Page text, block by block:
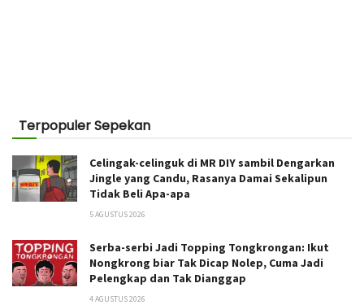
Terpopuler Sepekan
Celingak-celinguk di MR DIY sambil Dengarkan
Jingle yang Candu, Rasanya Damai Sekalipun
Tidak Beli Apa-apa
5 AGUSTUS 2026
Serba-serbi Jadi Topping Tongkrongan: Ikut
Nongkrong biar Tak Dicap Nolep, Cuma Jadi
Pelengkap dan Tak Dianggap
4 AGUSTUS 2026